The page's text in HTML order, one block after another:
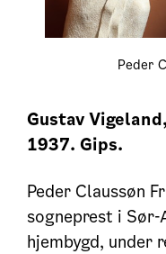
Peder
Gustav Vigeland,
1937. Gips.
Peder Claussøn
sogneprest i Sør-
hjembygd, under